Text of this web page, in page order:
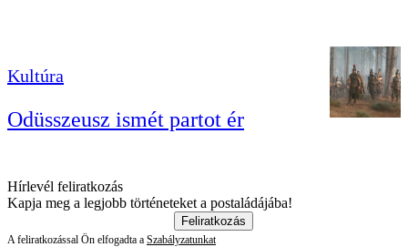
Kultúra
Odüsszeusz ismét partot ér
Hírlevél feliratkozás
Kapja meg a legjobb történeteket a postaládájába!
Feliratkozás
A feliratkozással Ön elfogadta a Szabályzatunkat